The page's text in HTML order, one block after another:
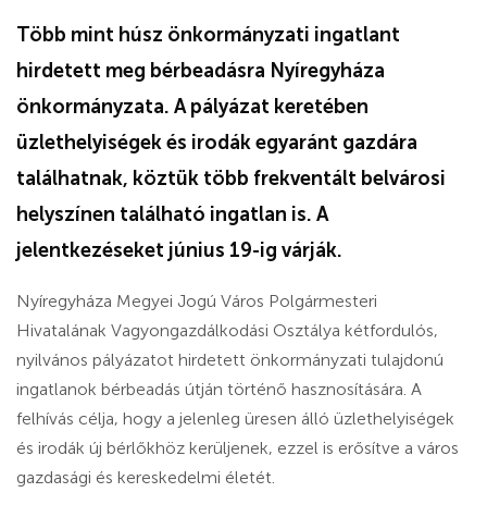
Több mint húsz önkormányzati ingatlant
hirdetett meg bérbeadásra Nyíregyháza
önkormányzata. A pályázat keretében
üzlethelyiségek és irodák egyaránt gazdára
találhatnak, köztük több frekventált belvárosi
helyszínen található ingatlan is. A
jelentkezéseket június 19-ig várják.
Nyíregyháza Megyei Jogú Város Polgármesteri
Hivatalának Vagyongazdálkodási Osztálya kétfordulós,
nyilvános pályázatot hirdetett önkormányzati tulajdonú
ingatlanok bérbeadás útján történő hasznosítására. A
felhívás célja, hogy a jelenleg üresen álló üzlethelyiségek
és irodák új bérlőkhöz kerüljenek, ezzel is erősítve a város
gazdasági és kereskedelmi életét.